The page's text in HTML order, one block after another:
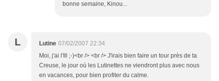
bonne semaine, Kinou...
L Lutine 07/02/2007 22:34
Moi, j'ai l'Ill ;-)<br /> <br /> J'irais bien faire un tour près de ta
Creuse, le jour où les Lutinettes ne viendront plus avec nous
en vacances, pour bien profiter du calme.